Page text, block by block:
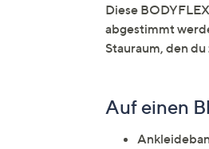
Diese
abgestimmt
Stauraum, den
Auf einen